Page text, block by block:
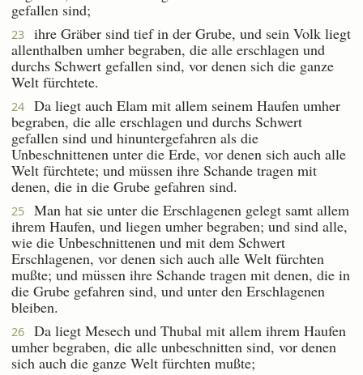
gefallen sind;
23
ihre Gräber sind tief in der Grube, und sein Volk liegt
allenthalben umher begraben, die alle erschlagen und
durchs Schwert gefallen sind, vor denen sich die ganze
Welt fürchtete.
24
Da liegt auch Elam mit allem seinem Haufen umher
begraben, die alle erschlagen und durchs Schwert
gefallen sind und hinuntergefahren als die
Unbeschnittenen unter die Erde, vor denen sich auch alle
Welt fürchtete; und müssen ihre Schande tragen mit
denen, die in die Grube gefahren sind.
25
Man hat sie unter die Erschlagenen gelegt samt allem
ihrem Haufen, und liegen umher begraben; und sind alle,
wie die Unbeschnittenen und mit dem Schwert
Erschlagenen, vor denen sich auch alle Welt fürchten
mußte; und müssen ihre Schande tragen mit denen, die in
die Grube gefahren sind, und unter den Erschlagenen
bleiben.
26
Da liegt Mesech und Thubal mit allem ihrem Haufen
umher begraben, die alle unbeschnitten sind, vor denen
sich auch die ganze Welt fürchten mußte;